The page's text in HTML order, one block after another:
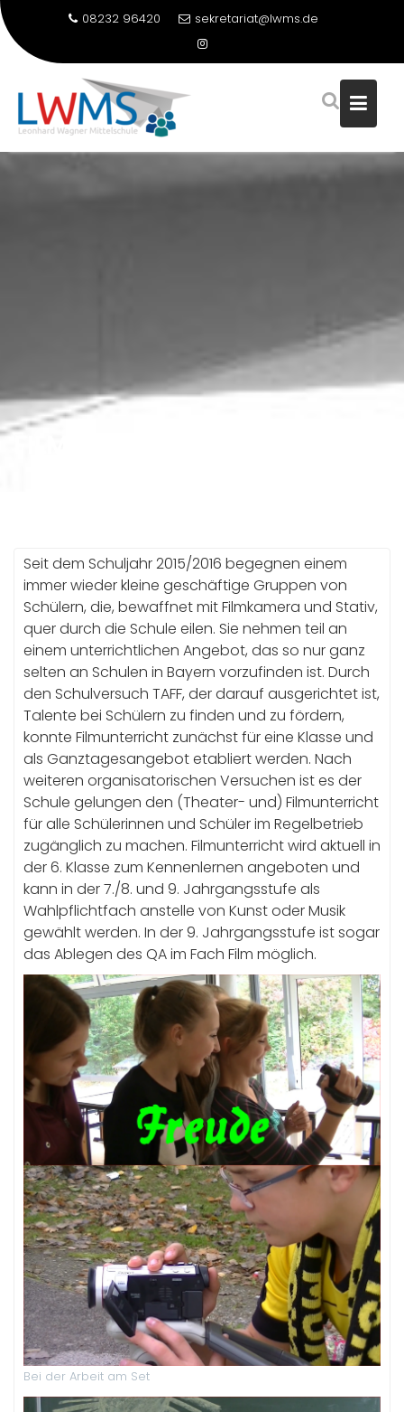
08232 96420 sekretariat@lwms.de
Seit dem Schuljahr 2015/2016 begegnen einem
immer wieder kleine geschäftige Gruppen von
Schülern, die, bewaffnet mit Filmkamera und Stativ,
quer durch die Schule eilen. Sie nehmen teil an
einem unterrichtlichen Angebot, das so nur ganz
selten an Schulen in Bayern vorzufinden ist. Durch
den Schulversuch TAFF, der darauf ausgerichtet ist,
Talente bei Schülern zu finden und zu fördern,
konnte Filmunterricht zunächst für eine Klasse und
als Ganztagesangebot etabliert werden. Nach
weiteren organisatorischen Versuchen ist es der
Schule gelungen den (Theater- und) Filmunterricht
für alle Schülerinnen und Schüler im Regelbetrieb
zugänglich zu machen. Filmunterricht wird aktuell in
der 6. Klasse zum Kennenlernen angeboten und
kann in der 7./8. und 9. Jahrgangsstufe als
Wahlpflichtfach anstelle von Kunst oder Musik
gewählt werden. In der 9. Jahrgangsstufe ist sogar
das Ablegen des QA im Fach Film möglich.
Bei der Arbeit am Set